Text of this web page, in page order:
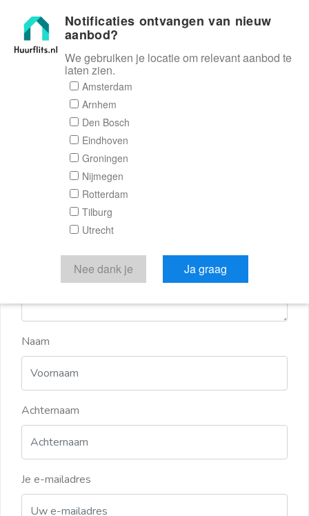
Huurflits
Reactieformulier
Huurflits
Verstuur je bericht
Door een bericht te sturen kom je in contact met de
aanbieder of makelaar van de woning.
Naam
Achternaam
Je e-mailadres
Notificaties ontvangen van nieuw
aanbod?
We gebruiken je locatie om relevant aanbod te
laten zien.
Amsterdam
Arnhem
Den Bosch
Eindhoven
Groningen
Nijmegen
Rotterdam
Tilburg
Utrecht
Nee dank je Ja graag